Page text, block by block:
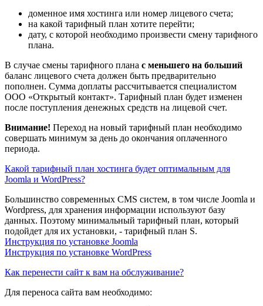
доменное имя хостинга или номер лицевого счета;
на какой тарифный план хотите перейти;
дату, с которой необходимо произвести смену тарифного
плана.
В случае смены тарифного плана с меньшего на больший
баланс лицевого счета должен быть предварительно
пополнен. Сумма доплаты рассчитывается специалистом
ООО «Открытый контакт». Тарифный план будет изменен
после поступления денежных средств на лицевой счет.
Внимание! Переход на новый тарифный план необходимо
совершать минимум за день до окончания оплаченного
периода.
Какой тарифный план хостинга будет оптимальным для
Joomla и WordPress?
Большинство современных CMS систем, в том числе Joomla и
Wordpress, для хранения информации используют базу
данных. Поэтому минимальный тарифный план, который
подойдет для их установки, - тарифный план S.
Инструкция по установке Joomla
Инструкция по установке WordPress
Как перенести сайт к вам на обслуживание?
Для переноса сайта вам необходимо: